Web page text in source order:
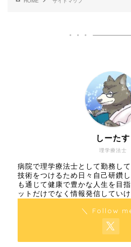
理学療法士
しーたす
病院で理学療法士として勤務し
技術をつけるため日々自己研鑽
も通じて健康で豊かな人生を目
ットだけでなく情報発信してい
＼ Follow